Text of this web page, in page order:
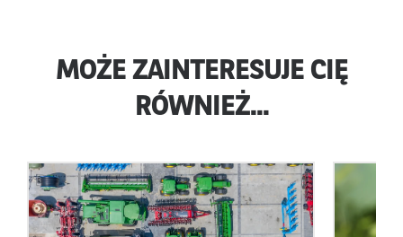
MOŻE ZAINTERESUJE CIĘ
RÓWNIEŻ...